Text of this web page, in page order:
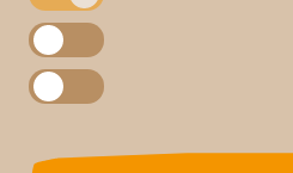
mehrere Monate können Zoos
Inzidenzwerten blicken
einen längeren Zeitraum
Jörg Junhold, gleichzeitig
(VdZ), und ergänzt, dass vor
Besucher zu Gast haben.